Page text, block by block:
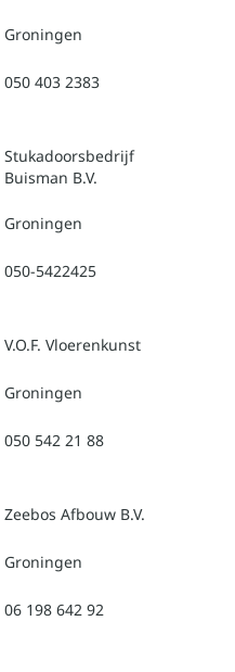
Groningen
050 403 2383
Stukadoorsbedrijf
Buisman B.V.
Groningen
050-5422425
V.O.F. Vloerenkunst
Groningen
050 542 21 88
Zeebos Afbouw B.V.
Groningen
06 198 642 92